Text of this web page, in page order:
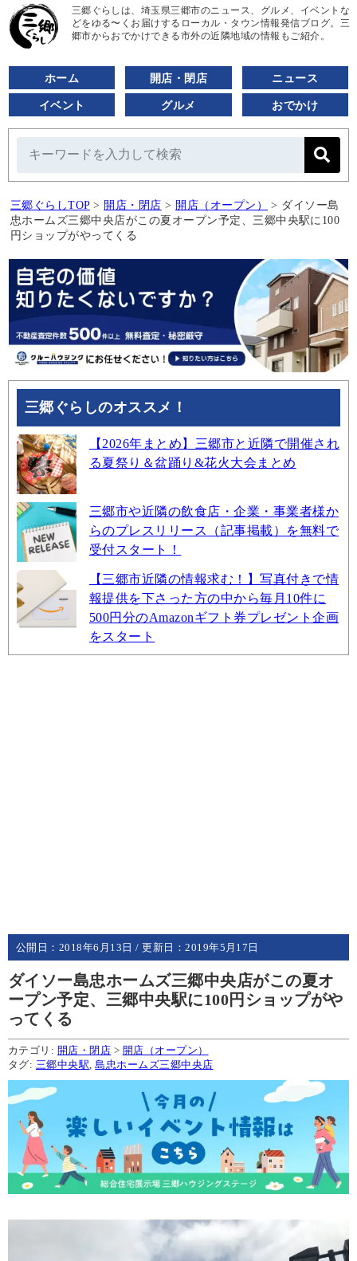
三郷ぐらしは、埼玉県三郷市のニュース、グルメ、イベントな
どをゆる〜くお届けするローカル・タウン情報発信ブログ。三
郷市からおでかけできる市外の近隣地域の情報もご紹介。
ホーム 開店・閉店 ニュース
イベント グルメ おでかけ
三郷ぐらしTOP > 開店・閉店 > 開店（オープン） > ダイソー島
忠ホームズ三郷中央店がこの夏オープン予定、三郷中央駅に100
円ショップがやってくる
三郷ぐらしのオススメ！
【2026年まとめ】三郷市と近隣で開催され
る夏祭り＆盆踊り&花火大会まとめ
三郷市や近隣の飲食店・企業・事業者様か
らのプレスリリース（記事掲載）を無料で
受付スタート！
【三郷市近隣の情報求む！】写真付きで情
報提供を下さった方の中から毎月10件に
500円分のAmazonギフト券プレゼント企画
をスタート
公開日： 2018年6月13日 / 更新日：2019年5月17日
ダイソー島忠ホームズ三郷中央店がこの夏オ
ープン予定、三郷中央駅に100円ショップがや
ってくる
カテゴリ: 開店・閉店 > 開店（オープン）
タグ: 三郷中央駅,島忠ホームズ三郷中央店